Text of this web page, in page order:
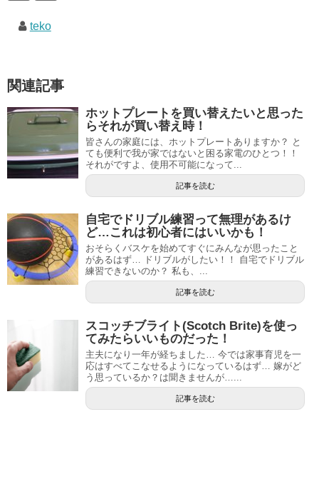
teko
関連記事
ホットプレートを買い替えたいと思った
らそれが買い替え時！
皆さんの家庭には、ホットプレートありますか？ と
ても便利で我が家ではないと困る家電のひとつ！！
それがですよ、使用不可能になって...
記事を読む
自宅でドリブル練習って無理があるけ
ど…これは初心者にはいいかも！
おそらくバスケを始めてすぐにみんなが思ったこと
があるはず… ドリブルがしたい！！ 自宅でドリブル
練習できないのか？ 私も、...
記事を読む
スコッチブライト(Scotch Brite)を使っ
てみたらいいものだった！
主夫になり一年が経ちました… 今では家事育児を一
応はすべてこなせるようになっているはず… 嫁がど
う思っているか？は聞きませんが…...
記事を読む